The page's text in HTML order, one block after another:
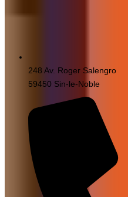
248 Av. Roger Salengro
59450 Sin-le-Noble